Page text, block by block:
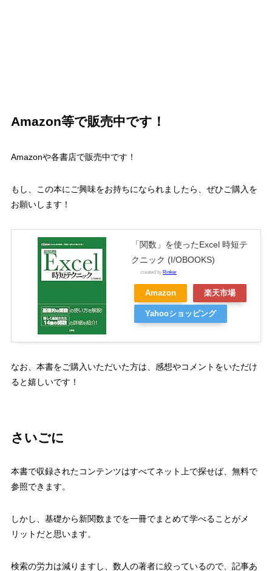
Amazon等で販売中です！
Amazonや各書店で販売中です！
もし、この本にご興味をお持ちになられましたら、ぜひご購入を
お願いします！
「関数」を使ったExcel 時短テ
クニック (I/OBOOKS)
created by Rinker
Amazon 楽天市場
Yahooショッピング
なお、本書をご購入いただいた方は、感想やコメントをいただけ
ると嬉しいです！
さいごに
本書で収録されたコンテンツはすべてネット上で探せば、無料で
参照できます。
しかし、 基礎から新関数までを一冊でまとめて学べることがメ
リット だと思います。
検索の労力は減りますし、数人の著者に絞っているので、記事あ